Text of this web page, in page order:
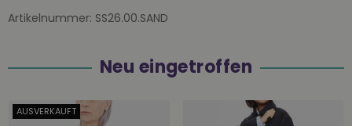
Artikelnummer: SS26.00.SAND
Neu eingetroffen
AUSVERKAUFT